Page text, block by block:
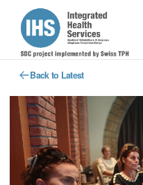
Back to Latest